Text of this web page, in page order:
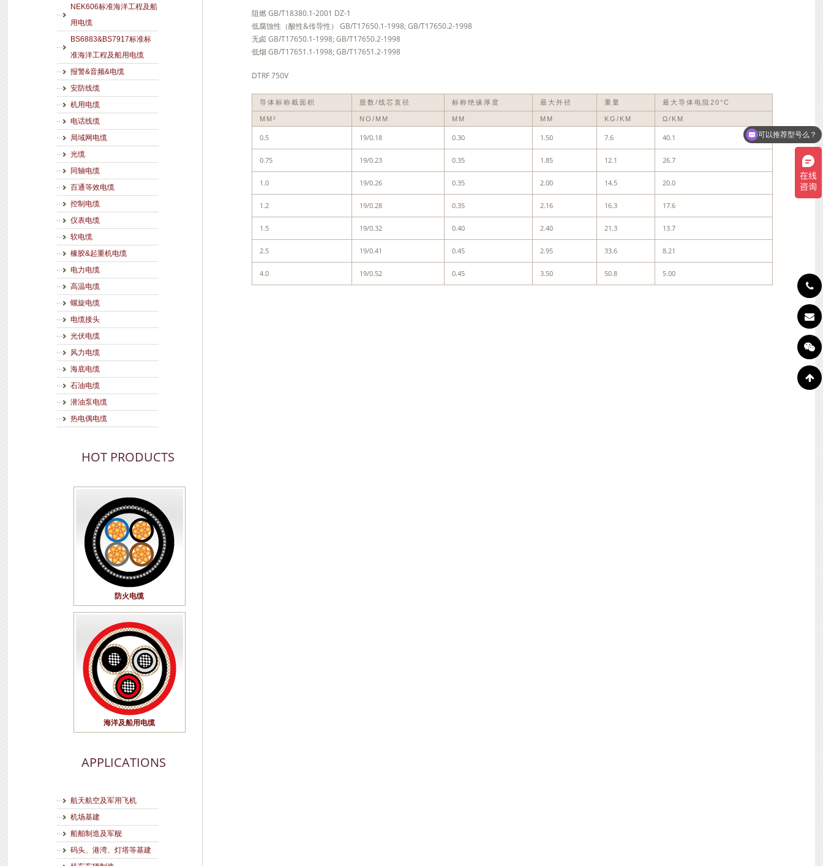
NEK606标准海洋工程及船
用电缆
BS6883&BS7917标准标
准海洋工程及船用电缆
报警&音频&电缆
安防线缆
机用电缆
电话线缆
局域网电缆
光缆
同轴电缆
百通等效电缆
控制电缆
仪表电缆
软电缆
橡胶&起重机电缆
电力电缆
高温电缆
螺旋电缆
电缆接头
光伏电缆
风力电缆
海底电缆
石油电缆
潜油泵电缆
热电偶电缆
HOT PRODUCTS
防火电缆
海洋及船用电缆
APPLICATIONS
航天航空及军用飞机
机场基建
船舶制造及军舰
码头、港湾、灯塔等基建
阻燃 GB/T18380.1-2001 DZ-1
低腐蚀性（酸性&传导性） GB/T17650.1-1998; GB/T17650.2-1998
无卤 GB/T17650.1-1998; GB/T17650.2-1998
低烟 GB/T17651.1-1998; GB/T17651.2-1998
DTRF 750V
导体标称截面积 股数/线芯直径 标称绝缘厚度 最大外径 重量 最大导体电阻20°C
MM² NO/MM MM MM KG/KM Ω/KM
0.5 19/0.18 0.30 1.50 7.6 40.1
0.75 19/0.23 0.35 1.85 12.1 26.7
1.0 19/0.26 0.35 2.00 14.5 20.0
1.2 19/0.28 0.35 2.16 16.3 17.6
1.5 19/0.32 0.40 2.40 21.3 13.7
2.5 19/0.41 0.45 2.95 33.6 8.21
4.0 19/0.52 0.45 3.50 50.8 5.00
可以推荐型号么？